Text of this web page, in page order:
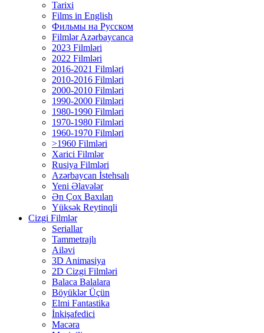
Tarixi
Films in English
Фильмы на Русском
Filmlər Azərbaycanca
2023 Filmləri
2022 Filmləri
2016-2021 Filmləri
2010-2016 Filmləri
2000-2010 Filmləri
1990-2000 Filmləri
1980-1990 Filmləri
1970-1980 Filmləri
1960-1970 Filmləri
>1960 Filmləri
Xarici Filmlər
Rusiya Filmləri
Azərbaycan İstehsalı
Yeni Əlavələr
Ən Çox Baxılan
Yüksək Reytinqli
Cizgi Filmlər
Seriallar
Tammetrajlı
Ailəvi
3D Animasiya
2D Cizgi Filmləri
Balaca Balalara
Böyüklər Üçün
Elmi Fantastika
İnkişafedici
Macəra